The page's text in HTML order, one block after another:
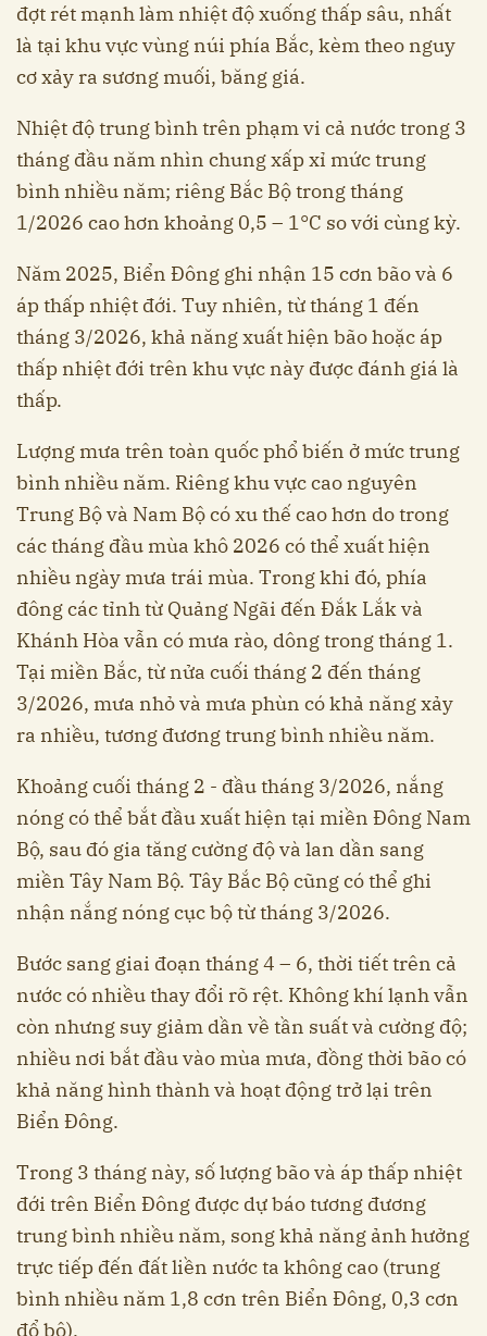
đợt rét mạnh làm nhiệt độ xuống thấp sâu, nhất
là tại khu vực vùng núi phía Bắc, kèm theo nguy
cơ xảy ra sương muối, băng giá.
Nhiệt độ trung bình trên phạm vi cả nước trong 3
tháng đầu năm nhìn chung xấp xỉ mức trung
bình nhiều năm; riêng Bắc Bộ trong tháng
1/2026 cao hơn khoảng 0,5 – 1°C so với cùng kỳ.
Năm 2025, Biển Đông ghi nhận 15 cơn bão và 6
áp thấp nhiệt đới. Tuy nhiên, từ tháng 1 đến
tháng 3/2026, khả năng xuất hiện bão hoặc áp
thấp nhiệt đới trên khu vực này được đánh giá là
thấp.
Lượng mưa trên toàn quốc phổ biến ở mức trung
bình nhiều năm. Riêng khu vực cao nguyên
Trung Bộ và Nam Bộ có xu thế cao hơn do trong
các tháng đầu mùa khô 2026 có thể xuất hiện
nhiều ngày mưa trái mùa. Trong khi đó, phía
đông các tỉnh từ Quảng Ngãi đến Đắk Lắk và
Khánh Hòa vẫn có mưa rào, dông trong tháng 1.
Tại miền Bắc, từ nửa cuối tháng 2 đến tháng
3/2026, mưa nhỏ và mưa phùn có khả năng xảy
ra nhiều, tương đương trung bình nhiều năm.
Khoảng cuối tháng 2 - đầu tháng 3/2026, nắng
nóng có thể bắt đầu xuất hiện tại miền Đông Nam
Bộ, sau đó gia tăng cường độ và lan dần sang
miền Tây Nam Bộ. Tây Bắc Bộ cũng có thể ghi
nhận nắng nóng cục bộ từ tháng 3/2026.
Bước sang giai đoạn tháng 4 – 6, thời tiết trên cả
nước có nhiều thay đổi rõ rệt. Không khí lạnh vẫn
còn nhưng suy giảm dần về tần suất và cường độ;
nhiều nơi bắt đầu vào mùa mưa, đồng thời bão có
khả năng hình thành và hoạt động trở lại trên
Biển Đông.
Trong 3 tháng này, số lượng bão và áp thấp nhiệt
đới trên Biển Đông được dự báo tương đương
trung bình nhiều năm, song khả năng ảnh hưởng
trực tiếp đến đất liền nước ta không cao (trung
bình nhiều năm 1,8 cơn trên Biển Đông, 0,3 cơn
đổ bộ).